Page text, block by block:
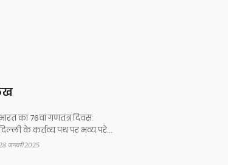
भारत का 76वां गणतंत्र दिवस:
के कर्तव्य पथ पर भव्य परेड
में सैन्य शौर्य और सांस्कृतिक
जनवरी 2025